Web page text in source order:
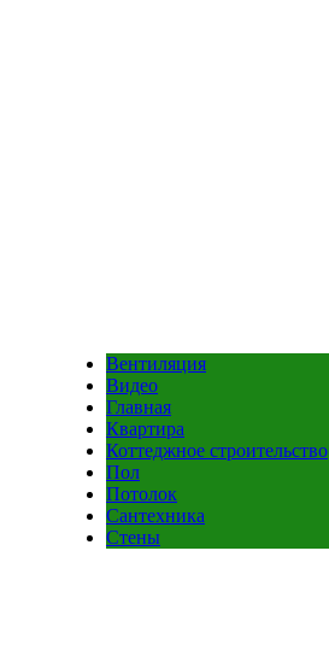
Вентиляция
Видео
Главная
Квартира
Коттеджное строительство
Пол
Потолок
Сантехника
Стены